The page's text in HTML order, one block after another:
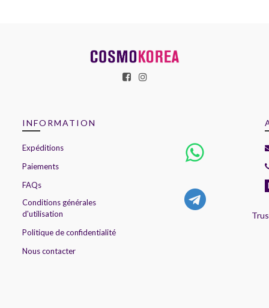
INFORMATION
Expéditions
Paiements
FAQs
Conditions générales
d'utilisation
Politique de confidentialité
Nous contacter